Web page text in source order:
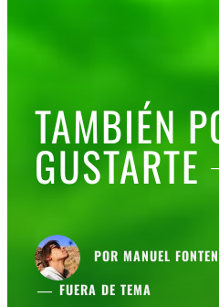
TAMBIÉN
GUSTARTE
POR MANUEL
FUERA DE TEMA